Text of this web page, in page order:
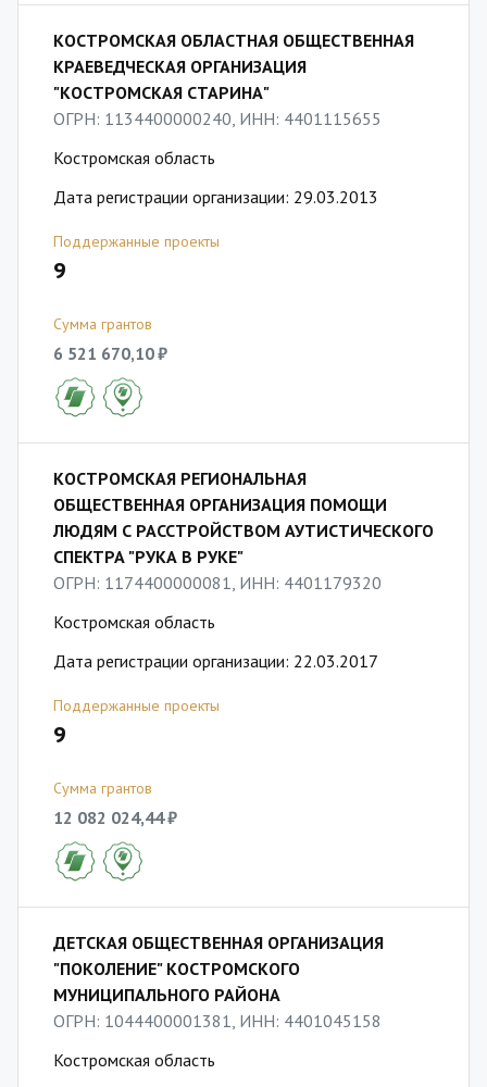
КОСТРОМСКАЯ ОБЛАСТНАЯ ОБЩЕСТВЕННАЯ
КРАЕВЕДЧЕСКАЯ ОРГАНИЗАЦИЯ
"КОСТРОМСКАЯ СТАРИНА"
ОГРН: 1134400000240, ИНН: 4401115655
Костромская область
Дата регистрации организации: 29.03.2013
Поддержанные проекты
9
Сумма грантов
6 521 670,10 ₽
КОСТРОМСКАЯ РЕГИОНАЛЬНАЯ
ОБЩЕСТВЕННАЯ ОРГАНИЗАЦИЯ ПОМОЩИ
ЛЮДЯМ С РАССТРОЙСТВОМ АУТИСТИЧЕСКОГО
СПЕКТРА "РУКА В РУКЕ"
ОГРН: 1174400000081, ИНН: 4401179320
Костромская область
Дата регистрации организации: 22.03.2017
Поддержанные проекты
9
Сумма грантов
12 082 024,44 ₽
ДЕТСКАЯ ОБЩЕСТВЕННАЯ ОРГАНИЗАЦИЯ
"ПОКОЛЕНИЕ" КОСТРОМСКОГО
МУНИЦИПАЛЬНОГО РАЙОНА
ОГРН: 1044400001381, ИНН: 4401045158
Костромская область